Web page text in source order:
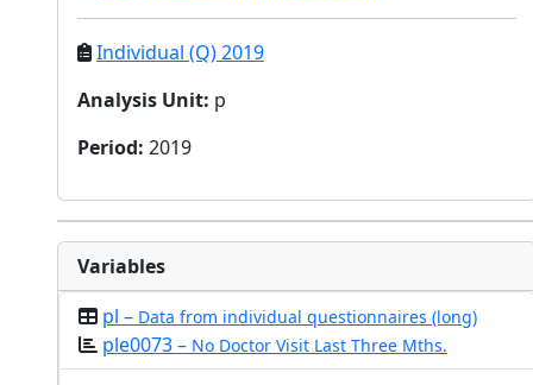
Individual (Q) 2019
Analysis Unit: p
Period: 2019
Variables
pl – Data from individual questionnaires (long)
ple0073 – No Doctor Visit Last Three Mths.